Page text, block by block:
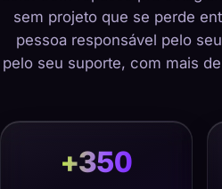
sem projeto que se perde
pessoa responsável pelo
pelo seu suporte, com mais
+350